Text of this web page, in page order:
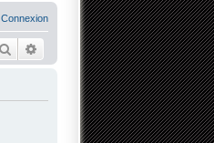
Connexion
RechercherRecherche avancée